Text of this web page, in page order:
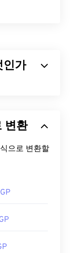
및 하드웨어
스트림을
?
운영 체제
WEBM 파일
내장되어 있
을 지원합
인가
(Global
면 UMTS 네
해 미디어
이션은
대부분의
로 변환